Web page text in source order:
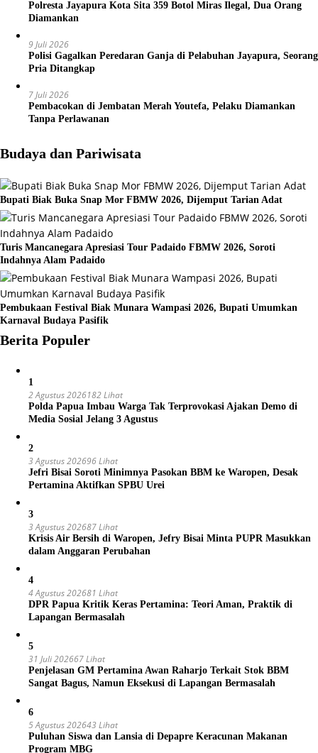
Polresta Jayapura Kota Sita 359 Botol Miras Ilegal, Dua Orang
Diamankan
9 Juli 2026
Polisi Gagalkan Peredaran Ganja di Pelabuhan Jayapura, Seorang
Pria Ditangkap
7 Juli 2026
Pembacokan di Jembatan Merah Youtefa, Pelaku Diamankan
Tanpa Perlawanan
Budaya dan Pariwisata
Bupati Biak Buka Snap Mor FBMW 2026, Dijemput Tarian Adat
Turis Mancanegara Apresiasi Tour Padaido FBMW 2026, Soroti
Indahnya Alam Padaido
Pembukaan Festival Biak Munara Wampasi 2026, Bupati Umumkan
Karnaval Budaya Pasifik
Berita Populer
1
2 Agustus 2026182 Lihat
Polda Papua Imbau Warga Tak Terprovokasi Ajakan Demo di
Media Sosial Jelang 3 Agustus
2
3 Agustus 202696 Lihat
Jefri Bisai Soroti Minimnya Pasokan BBM ke Waropen, Desak
Pertamina Aktifkan SPBU Urei
3
3 Agustus 202687 Lihat
Krisis Air Bersih di Waropen, Jefry Bisai Minta PUPR Masukkan
dalam Anggaran Perubahan
4
4 Agustus 202681 Lihat
DPR Papua Kritik Keras Pertamina: Teori Aman, Praktik di
Lapangan Bermasalah
5
31 Juli 202667 Lihat
Penjelasan GM Pertamina Awan Raharjo Terkait Stok BBM
Sangat Bagus, Namun Eksekusi di Lapangan Bermasalah
6
5 Agustus 202643 Lihat
Puluhan Siswa dan Lansia di Depapre Keracunan Makanan
Program MBG